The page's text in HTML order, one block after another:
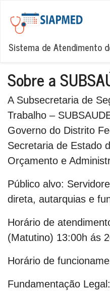
Sistema de Atendimento
Sobre a
A Subsecretaria de
Trabalho –
Governo do Distrito
Secretaria de Estado
Orçamento e
Público alvo:
direta, autarquias e
Horário de
(Matutino) 13:00h ás
Horário de
Fundamentação Legal: